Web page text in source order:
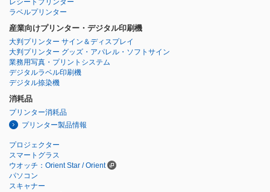
レシートプリンター
ラベルプリンター
産業向けプリンター・デジタル印刷機
大判プリンター サイン＆ディスプレイ
大判プリンター グッズ・アパレル・ソフトサイン
業務用写真・プリントシステム
デジタルラベル印刷機
デジタル捺染機
消耗品
プリンター消耗品
プリンター製品情報
プロジェクター
スマートグラス
ウオッチ：Orient Star / Orient
パソコン
スキャナー